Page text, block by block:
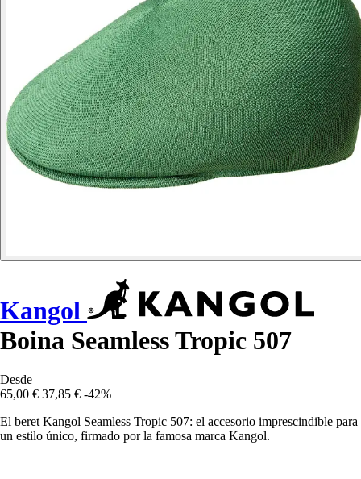
Kangol
Boina Seamless Tropic 507
Desde
65,00 € 37,85 € -42%
El beret Kangol Seamless Tropic 507: el accesorio imprescindible para
un estilo único, firmado por la famosa marca Kangol.